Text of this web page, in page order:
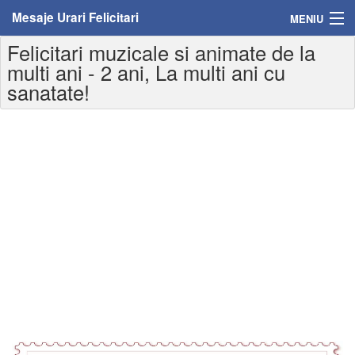
Mesaje Urari Felicitari MENIU
Home
Mesaje
Felicitari muzicale si animate de la
multi ani - 2 ani, La multi ani cu
sanatate!